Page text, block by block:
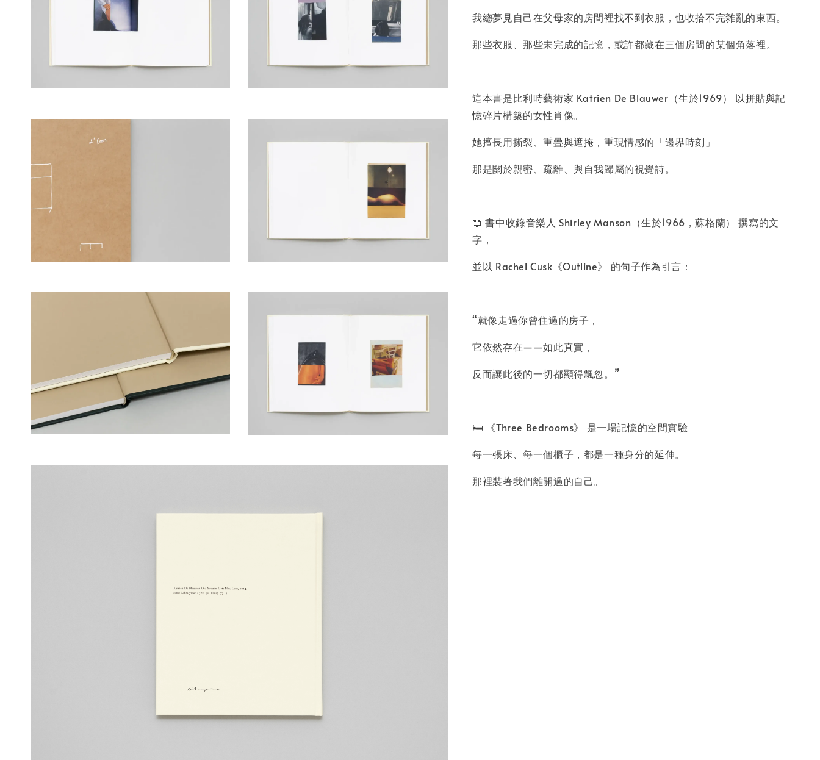
我總夢見自己在父母家的房間裡找不到衣服，也收拾不完雜亂的東西。
那些衣服、那些未完成的記憶，或許都藏在三個房間的某個角落裡。
這本書是比利時藝術家 Katrien De Blauwer（生於1969） 以拼貼與記
憶碎片構築的女性肖像。
她擅長用撕裂、重疊與遮掩，重現情感的「邊界時刻」
那是關於親密、疏離、與自我歸屬的視覺詩。
📖 書中收錄音樂人 Shirley Manson（生於1966，蘇格蘭） 撰寫的文
字，
並以 Rachel Cusk《Outline》 的句子作為引言：
“就像走過你曾住過的房子，
它依然存在——如此真實，
反而讓此後的一切都顯得飄忽。”
🛏️ 《Three Bedrooms》 是一場記憶的空間實驗
每一張床、每一個櫃子，都是一種身分的延伸。
那裡裝著我們離開過的自己。